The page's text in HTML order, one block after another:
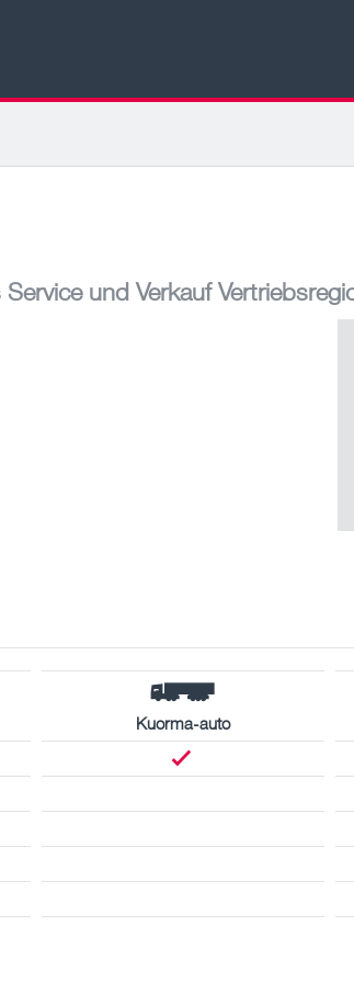
und Verkauf
Kuorma-auto